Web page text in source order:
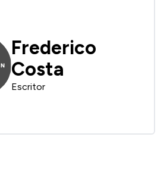
Frederico
Costa
Escritor